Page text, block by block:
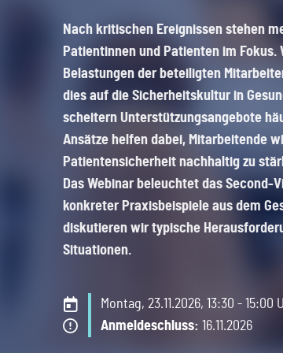
Entwicklung von
Versicherungsprodukten
Schadenmanagement
Ihr Service Portal
Rechts- und
Schutzlösungen
Mobilität & Transport
Digitale Sicherheit &
Technik
Vorsorge
Klicken Sie jetzt rein und bleiben Sie auf
Klicken Sie jetzt und entdecken Sie, wer
Nach kritischen Ereignissen stehen
Patientinnen und Patienten im Fokus.
Belastungen der beteiligten
dies auf die Sicherheitskultur in
scheitern Unterstützungsangebote
Ansätze helfen dabei, Mitarbeitende
Patientensicherheit nachhaltig zu
Das Webinar beleuchtet das Second-
konkreter Praxisbeispiele aus dem
diskutieren wir typische
Situationen.
Montag, 23.11.2026, 13:30 - 15:00
Anmeldeschluss: 16.11.2026